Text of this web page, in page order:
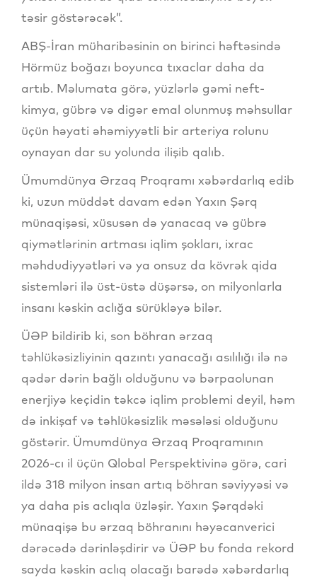
təsir göstərəcək”.
ABŞ-İran müharibəsinin on birinci həftəsində
Hörmüz boğazı boyunca tıxaclar daha da
artıb. Məlumata görə, yüzlərlə gəmi neft-
kimya, gübrə və digər emal olunmuş məhsullar
üçün həyati əhəmiyyətli bir arteriya rolunu
oynayan dar su yolunda ilişib qalıb.
Ümumdünya Ərzaq Proqramı xəbərdarlıq edib
ki, uzun müddət davam edən Yaxın Şərq
münaqişəsi, xüsusən də yanacaq və gübrə
qiymətlərinin artması iqlim şokları, ixrac
məhdudiyyətləri və ya onsuz da kövrək qida
sistemləri ilə üst-üstə düşərsə, on milyonlarla
insanı kəskin aclığa sürükləyə bilər.
ÜƏP bildirib ki, son böhran ərzaq
təhlükəsizliyinin qazıntı yanacağı asılılığı ilə nə
qədər dərin bağlı olduğunu və bərpaolunan
enerjiyə keçidin təkcə iqlim problemi deyil, həm
də inkişaf və təhlükəsizlik məsələsi olduğunu
göstərir. Ümumdünya Ərzaq Proqramının
2026-cı il üçün Qlobal Perspektivinə görə, cari
ildə 318 milyon insan artıq böhran səviyyəsi və
ya daha pis aclıqla üzləşir. Yaxın Şərqdəki
münaqişə bu ərzaq böhranını həyəcanverici
dərəcədə dərinləşdirir və ÜƏP bu fonda rekord
sayda kəskin aclıq olacağı barədə xəbərdarlıq